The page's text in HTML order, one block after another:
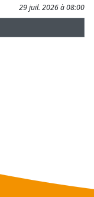
29 juil. 2026 à 08:00